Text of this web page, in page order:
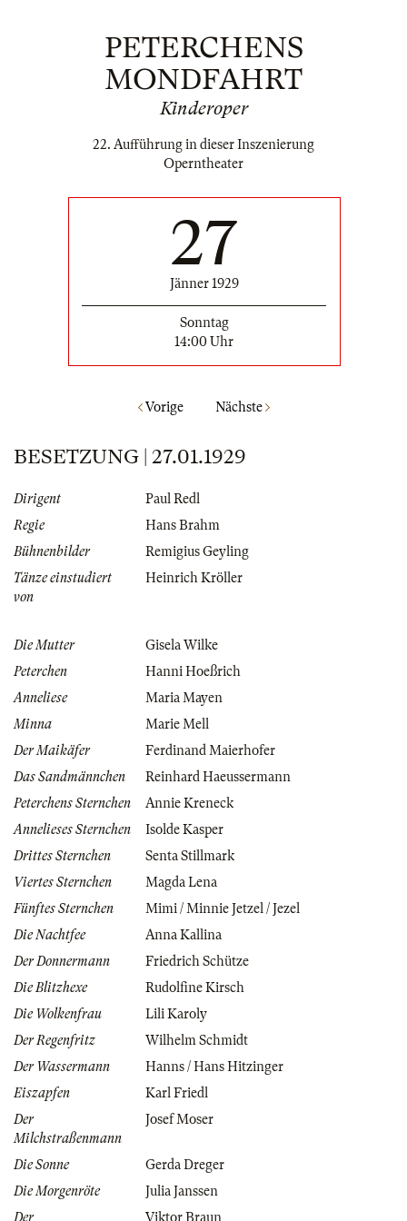
PETERCHENS
MONDFAHRT
Kinderoper
22. Aufführung in dieser Inszenierung
Operntheater
27
Jänner 1929
Sonntag
14:00 Uhr
Vorige Nächste
BESETZUNG | 27.01.1929
Dirigent
Paul Redl
Regie
Hans Brahm
Bühnenbilder
Remigius Geyling
Tänze einstudiert
von
Heinrich Kröller
Die Mutter
Gisela Wilke
Peterchen
Hanni Hoeßrich
Anneliese
Maria Mayen
Minna
Marie Mell
Der Maikäfer
Ferdinand Maierhofer
Das Sandmännchen
Reinhard Haeussermann
Peterchens Sternchen
Annie Kreneck
Annelieses Sternchen
Isolde Kasper
Drittes Sternchen
Senta Stillmark
Viertes Sternchen
Magda Lena
Fünftes Sternchen
Mimi / Minnie Jetzel / Jezel
Die Nachtfee
Anna Kallina
Der Donnermann
Friedrich Schütze
Die Blitzhexe
Rudolfine Kirsch
Die Wolkenfrau
Lili Karoly
Der Regenfritz
Wilhelm Schmidt
Der Wassermann
Hanns / Hans Hitzinger
Eiszapfen
Karl Friedl
Der
Milchstraßenmann
Josef Moser
Die Sonne
Gerda Dreger
Die Morgenröte
Julia Janssen
Der
Viktor Braun